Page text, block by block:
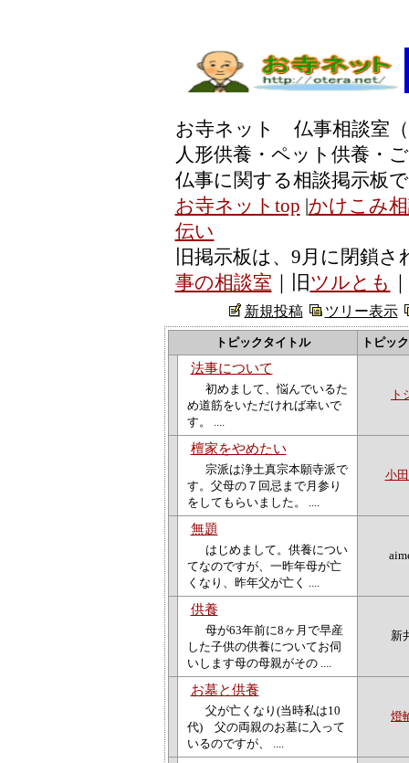
お寺ネット 仏事相談室（
人形供養・ペット供養・
仏事に関する相談掲示板
お寺ネットtop |かけこみ
伝い
旧掲示板は、9月に閉鎖さ
事の相談室 ｜旧 ツルとも
新規投稿 ツリー表示
トピックタイトル トピッ
法事について
初めまして、悩んでいるた
め道筋をいただければ幸いで
す。 ....
ト
檀家をやめたい
宗派は浄土真宗本願寺派で
す。父母の７回忌まで月参り
をしてもらいました。 ....
小
無題
はじめまして。供養につい
てなのですが、一昨年母が亡
くなり、昨年父が亡く ....
供養
母が63年前に8ヶ月で早産
した子供の供養についてお伺
いします母の母親がその ....
新
お墓と供養
父が亡くなり(当時私は10
代) 父の両親のお墓に入って
いるのですが、 ....
燈